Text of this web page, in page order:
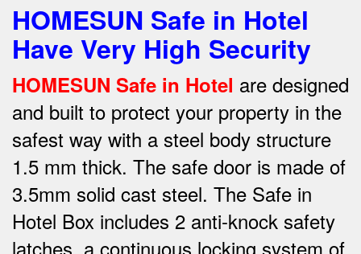
HOMESUN Safe in Hotel
Have Very High Security
HOMESUN Safe in Hotel are designed
and built to protect your property in the
safest way with a steel body structure
1.5 mm thick. The safe door is made of
3.5mm solid cast steel. The Safe in
Hotel Box includes 2 anti-knock safety
latches, a continuous locking system of